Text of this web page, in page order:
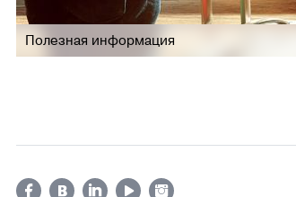
Полезная информация